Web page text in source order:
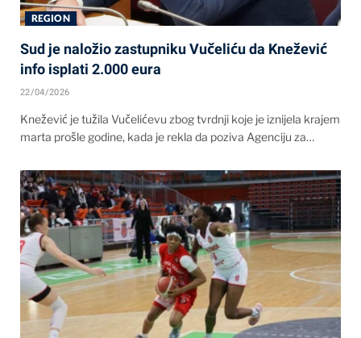
REGION
Sud je naložio zastupniku Vučeliću da Knežević
info isplati 2.000 eura
22/04/2026
Knežević je tužila Vučelićevu zbog tvrdnji koje je iznijela krajem
marta prošle godine, kada je rekla da poziva Agenciju za…